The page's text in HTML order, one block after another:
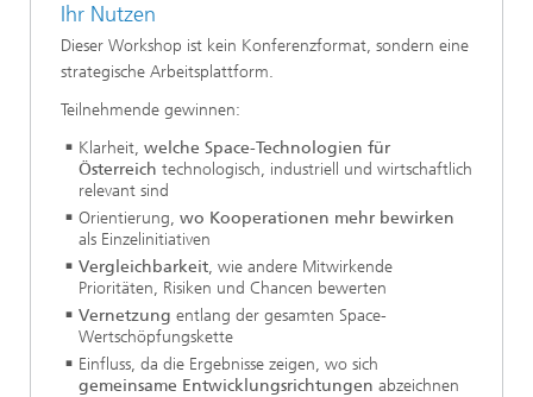
Ihr Nutzen
Dieser Workshop ist kein Konferenzformat, sondern eine
strategische Arbeitsplattform.
Teilnehmende gewinnen:
Klarheit, welche Space-Technologien für
Österreich technologisch, industriell und wirtschaftlich
relevant sind
Orientierung, wo Kooperationen mehr bewirken
als Einzelinitiativen
Vergleichbarkeit, wie andere Mitwirkende
Prioritäten, Risiken und Chancen bewerten
Vernetzung entlang der gesamten Space-
Wertschöpfungskette
Einfluss, da die Ergebnisse zeigen, wo sich
gemeinsame Entwicklungsrichtungen abzeichnen